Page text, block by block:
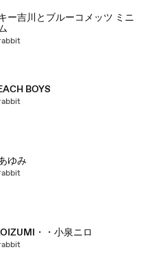
ー吉川とブルーコメッツ ミニ
BOYS
ゆみ
・・小泉ニロ